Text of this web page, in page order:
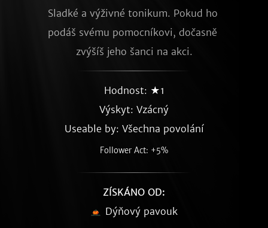
Sladké a výživné tonikum. Pokud ho
podáš svému pomocníkovi, dočasně
zvýšíš jeho šanci na akci.
Hodnost: ★1
Výskyt: Vzácný
Useable by: Všechna povolání
Follower Act: +5%
ZÍSKÁNO OD:
Dýňový pavouk